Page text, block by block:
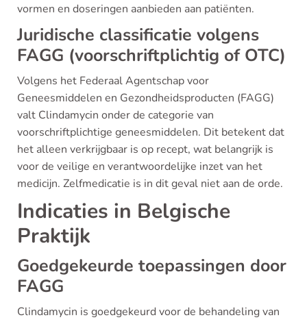
vormen en doseringen aanbieden aan patiënten.
Juridische classificatie volgens
FAGG (voorschriftplichtig of OTC)
Volgens het Federaal Agentschap voor
Geneesmiddelen en Gezondheidsproducten (FAGG)
valt Clindamycin onder de categorie van
voorschriftplichtige geneesmiddelen. Dit betekent dat
het alleen verkrijgbaar is op recept, wat belangrijk is
voor de veilige en verantwoordelijke inzet van het
medicijn. Zelfmedicatie is in dit geval niet aan de orde.
Indicaties in Belgische
Praktijk
Goedgekeurde toepassingen door
FAGG
Clindamycin is goedgekeurd voor de behandeling van